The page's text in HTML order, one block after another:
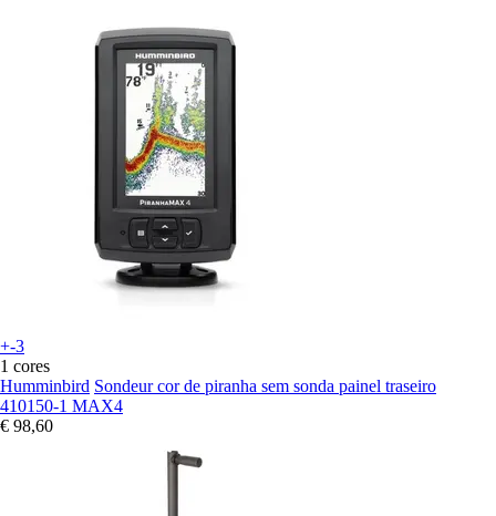
+-3
1 cores
Humminbird Sondeur cor de piranha sem sonda painel traseiro
410150-1 MAX4
€ 98,60